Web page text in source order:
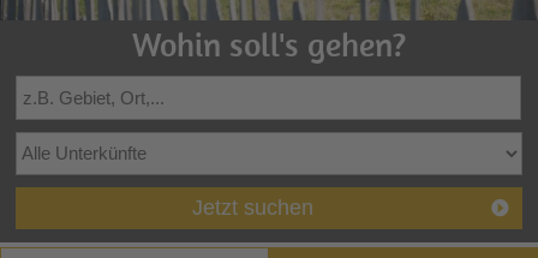
Wohin soll's gehen?
Jetzt suchen